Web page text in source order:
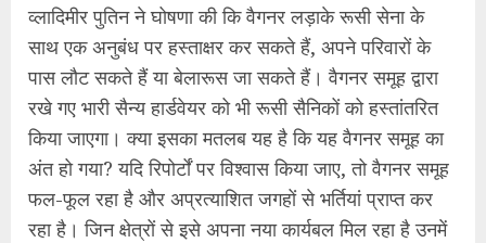
व्लादिमीर पुतिन ने घोषणा की कि वैगनर लड़ाके रूसी सेना के
साथ एक अनुबंध पर हस्ताक्षर कर सकते हैं, अपने परिवारों के
पास लौट सकते हैं या बेलारूस जा सकते हैं। वैगनर समूह द्वारा
रखे गए भारी सैन्य हार्डवेयर को भी रूसी सैनिकों को हस्तांतरित
किया जाएगा। क्या इसका मतलब यह है कि यह वैगनर समूह का
अंत हो गया? यदि रिपोर्टों पर विश्वास किया जाए, तो वैगनर समूह
फल-फूल रहा है और अप्रत्याशित जगहों से भर्तियां प्राप्त कर
रहा है। जिन क्षेत्रों से इसे अपना नया कार्यबल मिल रहा है उनमें